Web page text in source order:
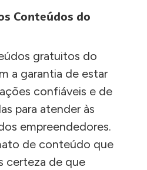
Conteúdos do
gratuitos do
a garantia de estar
confiáveis e de
para atender às
empreendedores.
de conteúdo que
certeza de que